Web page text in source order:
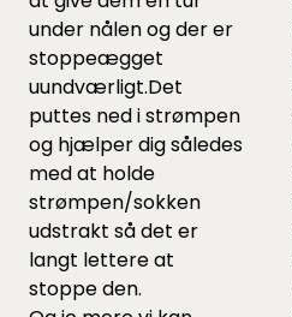
under nålen og der er
stoppeægget
uundværligt.Det
puttes ned i strømpen
og hjælper dig således
med at holde
strømpen/sokken
udstrakt så det er
langt lettere at
stoppe den.